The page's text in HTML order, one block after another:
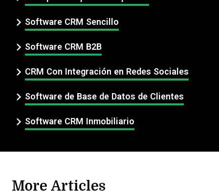
Software CRM Sencillo
Software CRM B2B
CRM Con Integración en Redes Sociales
Software de Base de Datos de Clientes
Software CRM Inmobiliario
More Articles